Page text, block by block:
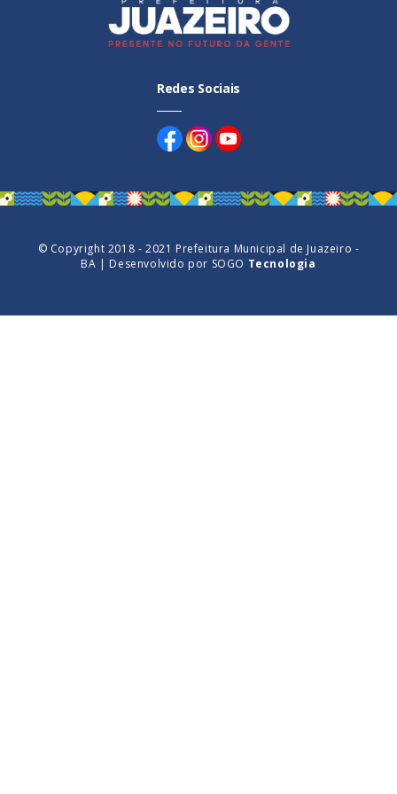
Redes Sociais
© Copyright 2018 - 2021 Prefeitura Municipal de Juazeiro -
BA | Desenvolvido por SOGO Tecnologia